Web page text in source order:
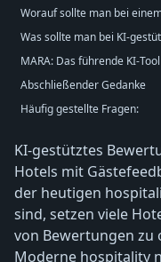
Worauf sollte man bei
Was sollte man bei KI-
MARA: Das führende KI-
Abschließender Gedanke
Häufig gestellte Fragen:
KI-gestütztes
Hotels mit
der heutigen
sind, setzen viele
von Bewertungen
Moderne hospitality